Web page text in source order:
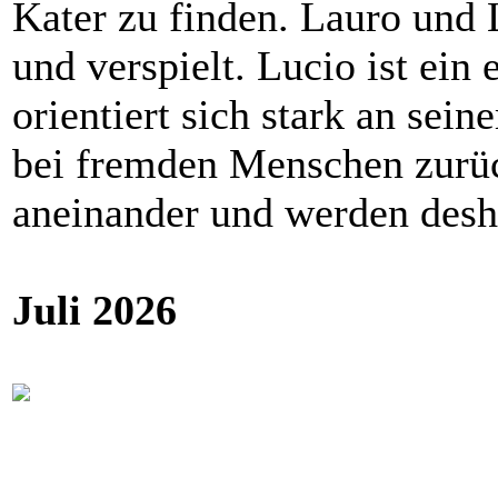
Kater zu finden. Lauro und
und verspielt. Lucio ist ein
orientiert sich stark an
bei fremden Menschen
aneinander und werden
Juli 2026